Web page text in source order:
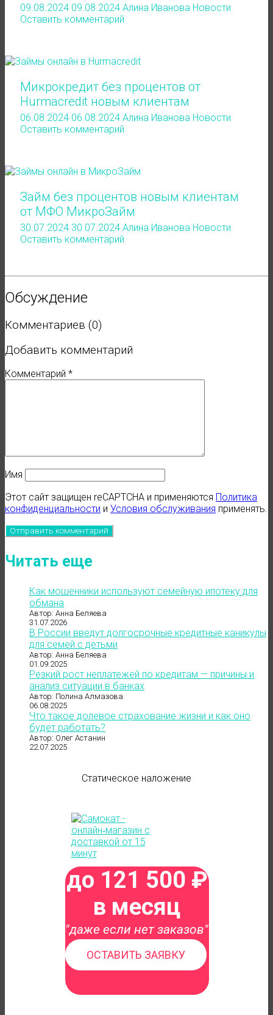
09.08.2024 09.08.2024 Алина Иванова Новости
Оставить комментарий
Микрокредит без процентов от
Hurmacredit новым клиентам
06.08.2024 06.08.2024 Алина Иванова Новости
Оставить комментарий
Займ без процентов новым клиентам
от МФО МикроЗайм
30.07.2024 30.07.2024 Алина Иванова Новости
Оставить комментарий
Обсуждение
Комментариев (0)
Добавить комментарий
Комментарий *
Имя
Этот сайт защищен reCAPTCHA и применяются Политика
конфиденциальности и Условия обслуживания применять.
Читать еще
Как мошенники используют семейную ипотеку для
обмана
Автор: Анна Беляева
31.07.2026
В России введут долгосрочные кредитные каникулы
для семей с детьми
Автор: Анна Беляева
01.09.2025
Резкий рост неплатежей по кредитам — причины и
анализ ситуации в банках
Автор: Полина Алмазова
06.08.2025
Что такое долевое страхование жизни и как оно
будет работать?
Автор: Олег Астанин
22.07.2025
Статическое наложение
до 121 500 ₽
в месяц
"даже если нет заказов"
ОСТАВИТЬ ЗАЯВКУ